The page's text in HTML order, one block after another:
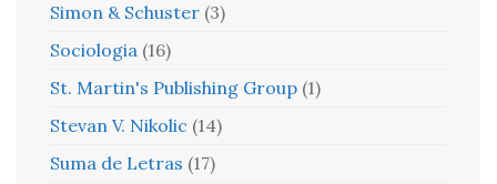
Simon & Schuster (3)
Sociologia (16)
St. Martin's Publishing Group (1)
Stevan V. Nikolic (14)
Suma de Letras (17)